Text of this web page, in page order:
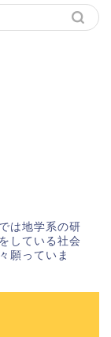
は地学系の研
している社会
願っていま